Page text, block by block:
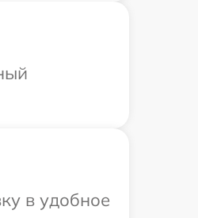
в удобное